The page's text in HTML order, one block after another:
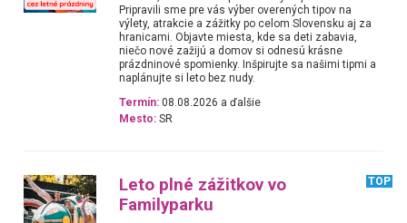
Pripravili sme pre vás výber overených tipov na
výlety, atrakcie a zážitky po celom Slovensku aj za
hranicami. Objavte miesta, kde sa deti zabavia,
niečo nové zažijú a domov si odnesú krásne
prázdninové spomienky. Inšpirujte sa našimi tipmi a
naplánujte si leto bez nudy.
Termín: 08.08.2026 a ďalšie
Mesto: SR
Leto plné zážitkov vo
Familyparku
TOP